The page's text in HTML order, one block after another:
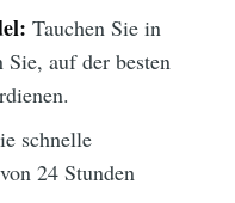
Tauchen Sie in
auf der besten
schnelle
24 Stunden